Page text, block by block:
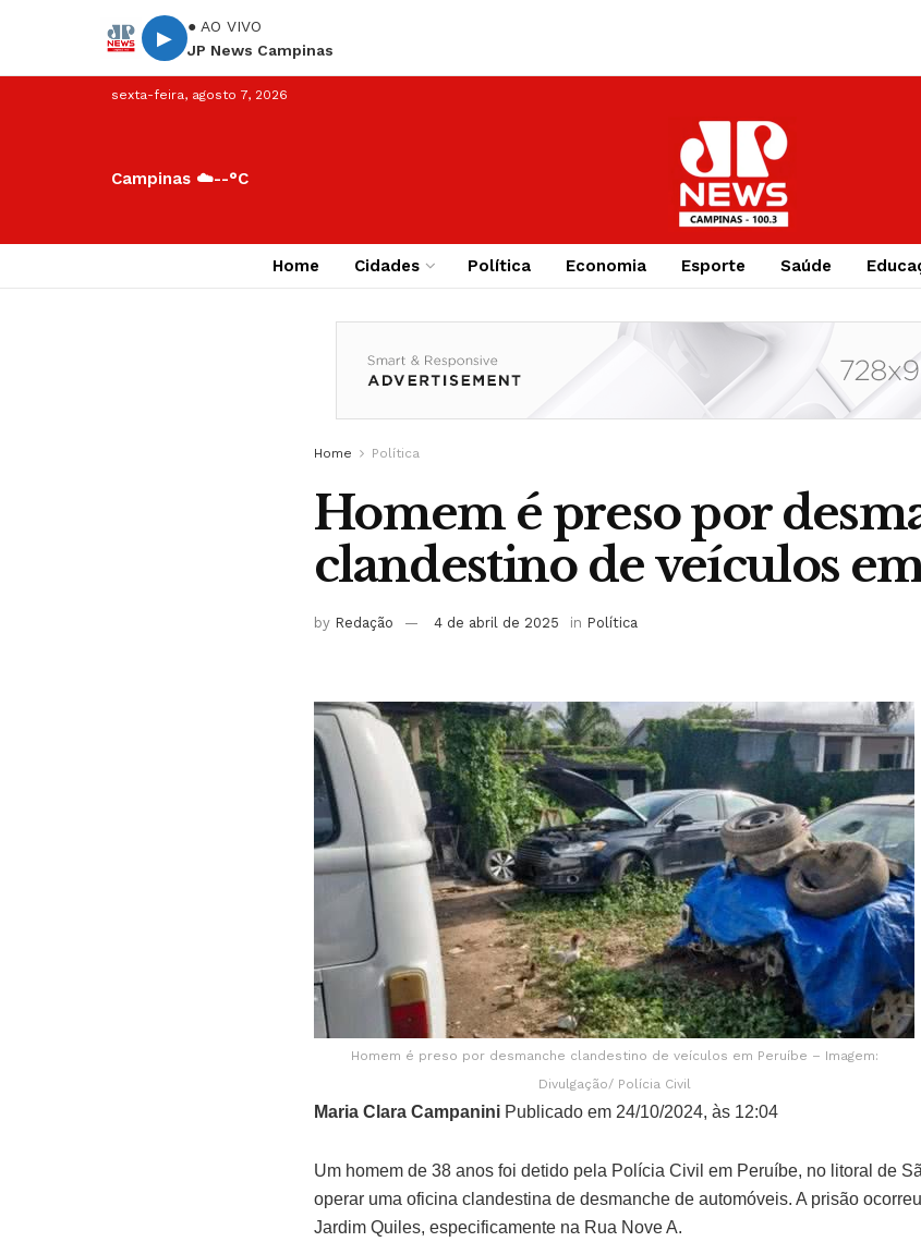
▶
● AO VIVO
JP News Campinas
sexta-feira, agosto 7, 2026
Campinas ☁️--°C
Home Cidades Política Economia Esporte Saúde
Home Política
Homem é preso por
clandestino de veículos
by Redação 4 de abril de 2025 in Política
Homem é preso por desmanche clandestino de veículos em Peruíbe – Imagem:
Divulgação/ Polícia Civil
Maria Clara Campanini Publicado em 24/10/2024, às 12:04
Um homem de 38 anos foi detido pela Polícia Civil em Peruíbe, no litoral de
operar uma oficina clandestina de desmanche de automóveis. A prisão
Jardim Quiles, especificamente na Rua Nove A.